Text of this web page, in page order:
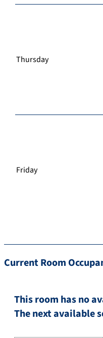
Thursday
Friday
Current Room
This room has no
The next available